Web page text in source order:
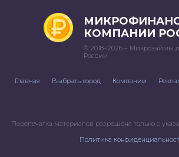
КОМПАНИИ
© 2018–2026 – Микрозаймы
России
Главная Выбрать город Компании
Перепечатка материалов разрешена только с
Политика